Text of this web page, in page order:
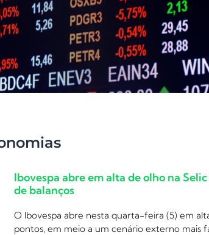
Ibovespa abre em alta de olho na
de balanços
O Ibovespa abre nesta quarta-feira (5) em alta
pontos, em meio a um cenário externo mais